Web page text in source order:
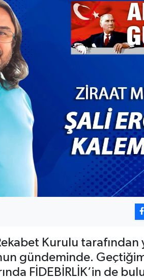
Kurulu
gündeminde.
FİDEBİRLİK’in de